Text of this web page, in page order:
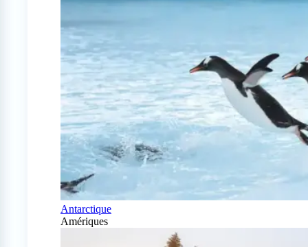
Antarctique
Amériques